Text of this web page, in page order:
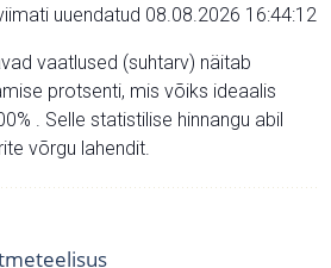
uuendatud 08.08.2026 16:44:12
vaatlused (suhtarv) näitab
protsenti, mis võiks ideaalis
. Selle statistilise hinnangu abil
võrgu lahendit.